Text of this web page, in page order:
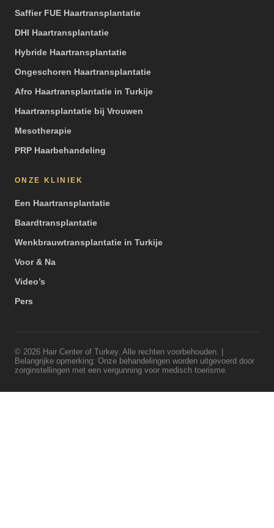
Saffier FUE Haartransplantatie
DHI Haartransplantatie
Hybride Haartransplantatie
Ongeschoren Haartransplantatie
Afro Haartransplantatie in Turkije
Haartransplantatie bij Vrouwen
Mesotherapie
PRP Haarbehandeling
ONZE KLINIEK
Een Haartransplantatie
Baardtransplantatie
Wenkbrauwtransplantatie in Turkije
Voor & Na
Video’s
Pers
© 2026 Hair Center of Turkey. Alle rechten voorbehouden. |
Belangrijke opmerking: Onze behandelingen worden uitgevoerd door
zorginstellingen met een vergunning voor medisch toerisme.